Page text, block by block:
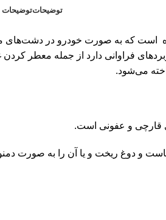
توضیحاتتوضیحات
است که به صورت خودرو در دشت‌های
فراوانی دارد از جمله
می‌شود.
قارچی و عفونی است.
و دوغ ریخت و یا آن را به صورت